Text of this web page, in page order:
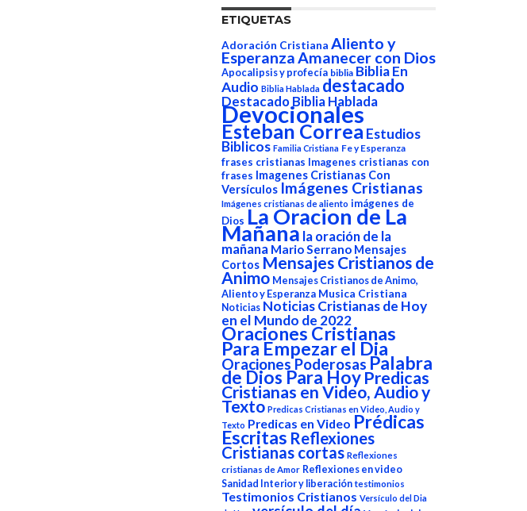
ETIQUETAS
Adoración Cristiana Aliento y
EsperanzaAmanecer con Dios
Apocalipsis y profecía biblia Biblia En
Audio Biblia Hablada destacado
Destacado Biblia Hablada
Devocionales
Esteban Correa Estudios
Biblicos Familia Cristiana Fe y Esperanza
frases cristianas Imagenes cristianas con
frases Imagenes Cristianas Con
Versículos Imágenes Cristianas
Imágenes cristianas de aliento imágenes de
Dios La Oracion de La
Mañana la oración de la
mañana Mario Serrano Mensajes
Cortos Mensajes Cristianos de
Animo Mensajes Cristianos de Animo,
Aliento y Esperanza Musica Cristiana
Noticias Noticias Cristianas de Hoy
en el Mundo de 2022
Oraciones Cristianas
Para Empezar el Dia
Oraciones Poderosas Palabra
de Dios Para HoyPredicas
Cristianas en Video, Audio y
Texto Predicas Cristianas en Video, Audio y
Texto Predicas en Video Prédicas
Escritas Reflexiones
Cristianas cortas Reflexiones
cristianas de Amor Reflexiones en video
Sanidad Interior y liberación testimonios
Testimonios Cristianos Versículo del Dia